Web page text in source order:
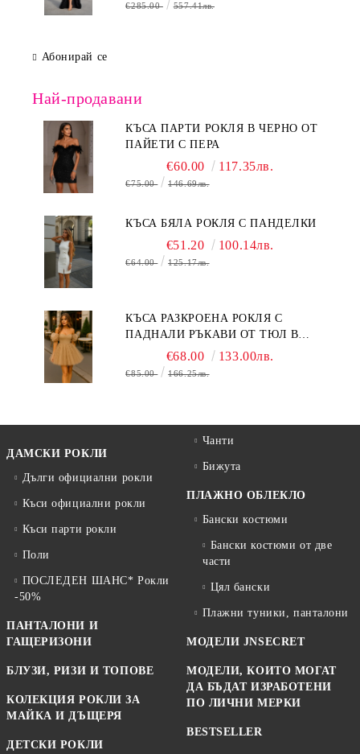
€285.00 557.41лв.
Абонирай се
Най-продавани
КЪСА ПАРТИ РОКЛЯ В ЧЕРНО ОТ
ПАЙЕТИ С ПЕРА
€60.00 117.35лв.
€75.00 146.69лв.
КЪСА БЯЛА РОКЛЯ С ПАНДЕЛКИ
€51.20 100.14лв.
€64.00 125.17лв.
КЪСА РАЗКРОЕНА РОКЛЯ С
ПАДНАЛИ РЪКАВИ ОТ ТЮЛ В
БЕЖОВО€68.00 133.00лв.
€85.00 166.25лв.
ДАМСКИ РОКЛИ
Дълги официални рокли
Къси официални рокли
Къси парти рокли
Поли
ПОСЛЕДЕН ШАНС* Рокли
-50%
ПАНТАЛОНИ И
ГАЩЕРИЗОНИ
БЛУЗИ, РИЗИ И ТОПОВЕ
КОЛЕКЦИЯ РОКЛИ ЗА
МАЙКА И ДЪЩЕРЯ
ДЕТСКИ РОКЛИ
Чанти
Бижута
ПЛАЖНО ОБЛЕКЛО
Бански костюми
Бански костюми от две
части
Цял бански
Плажни туники, панталони
МОДЕЛИ JNSECRET
МОДЕЛИ, КОИТО МОГАТ
ДА БЪДАТ ИЗРАБОТЕНИ
ПО ЛИЧНИ МЕРКИ
BESTSELLER